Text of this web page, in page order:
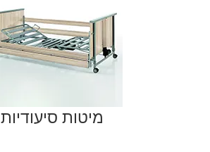
מיטות סיעודיות